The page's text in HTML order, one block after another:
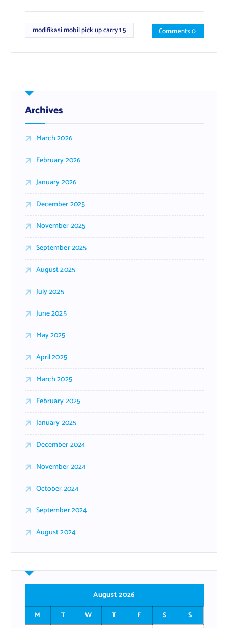
modifikasi mobil pick up carry 1 5 Comments 0
Archives
March 2026
February 2026
January 2026
December 2025
November 2025
September 2025
August 2025
July 2025
June 2025
May 2025
April 2025
March 2025
February 2025
January 2025
December 2024
November 2024
October 2024
September 2024
August 2024
August 2026
M
T W T F S S